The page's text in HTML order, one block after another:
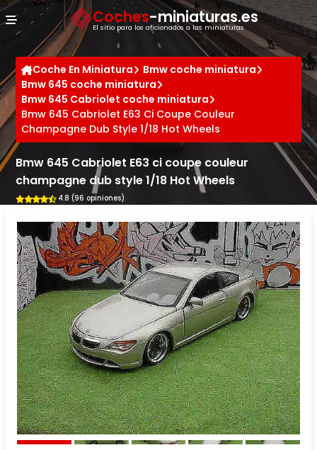
Coches-miniaturas.es
El sitio para los aficionados a las miniaturas
Coche En Miniatura
Bmw coche miniatura
Bmw 645 coche miniatura
Bmw 645 Cabriolet coche miniatura
Bmw 645 Cabriolet E63 Ci Coupe Couleur
Champagne Dub Style 1/18 Hot Wheels
Bmw 645 Cabriolet E63 ci coupe couleur
champagne dub style 1/18 Hot Wheels
4.8 (96 opiniones)
Panel de gestión de cookies